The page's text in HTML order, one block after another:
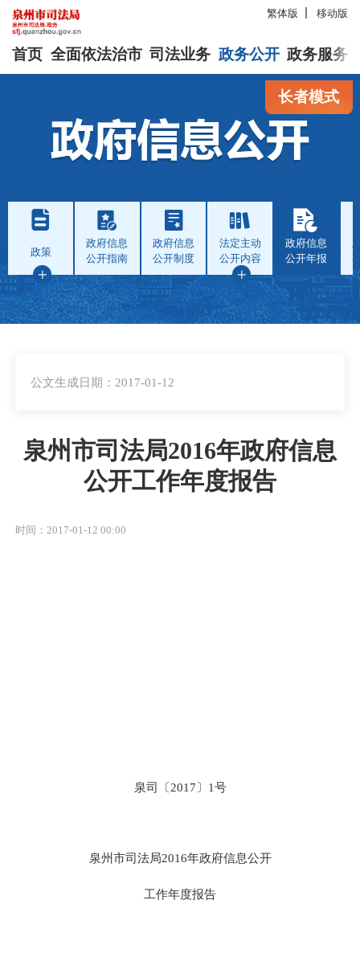
繁体版 移动版
首页 全面依法治市 司法业务 政务公开 政务服务
长者模式
政策
政府信息
公开指南
政府信息
公开制度
法定主动
公开内容
政府信息
公开年报
公文生成日期：2017-01-12
泉州市司法局2016年政府信息
公开工作年度报告
时间：2017-01-12 00:00
泉司〔2017〕1号
泉州市司法局2016年政府信息公开
工作年度报告